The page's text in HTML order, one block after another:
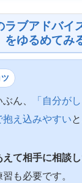
ラブアドバイ
をゆるめてみ
ん、
「自分が
抱え込みやすい
えて相手に相談
習も必要です。